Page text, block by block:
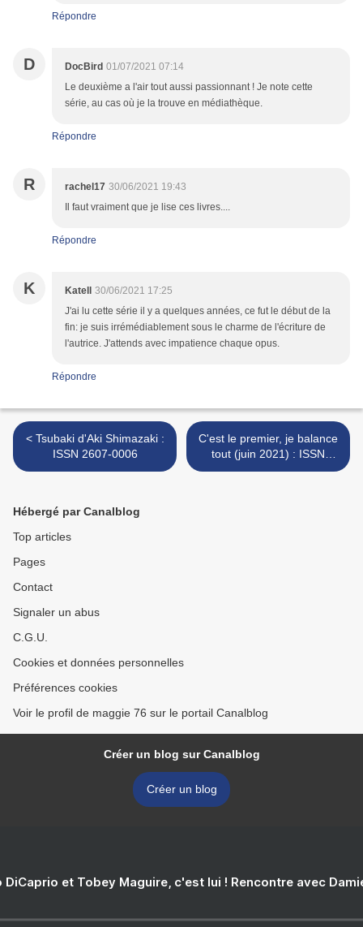
Répondre
D DocBird 01/07/2021 07:14
Le deuxième a l'air tout aussi passionnant ! Je note cette
série, au cas où je la trouve en médiathèque.
Répondre
R rachel17 30/06/2021 19:43
Il faut vraiment que je lise ces livres....
Répondre
K Katell
30/06/2021 17:25
J'ai lu cette série il y a quelques années, ce fut le début de la
fin: je suis irrémédiablement sous le charme de l'écriture de
l'autrice. J'attends avec impatience chaque opus.
Répondre
< Tsubaki d'Aki Shimazaki :
ISSN 2607-0006
C'est le premier, je balance
tout (juin 2021) : ISSN
2607-0006 >
Hébergé par Canalblog
Top articles
Pages
Contact
Signaler un abus
C.G.U.
Cookies et données personnelles
Préférences cookies
Voir le profil de maggie 76 sur le portail Canalblog
Créer un blog sur Canalblog
Créer un blog
DiCaprio et Tobey Maguire, c'est lui ! Rencontre avec